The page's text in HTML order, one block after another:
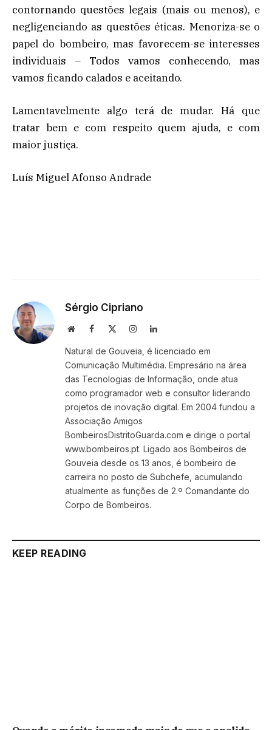
contornando questões legais (mais ou menos), e
negligenciando as questões éticas. Menoriza-se o
papel do bombeiro, mas favorecem-se interesses
individuais – Todos vamos conhecendo, mas
vamos ficando calados e aceitando.
Lamentavelmente algo terá de mudar. Há que
tratar bem e com respeito quem ajuda, e com
maior justiça.
Luís Miguel Afonso Andrade
Sérgio Cipriano
WebsiteFacebook InstagramLinkedIn
Natural de Gouveia, é licenciado em
Comunicação Multimédia. Empresário na área
das Tecnologias de Informação, onde atua
como programador web e consultor liderando
projetos de inovação digital. Em 2004 fundou a
Associação Amigos
BombeirosDistritoGuarda.com e dirige o portal
www.bombeiros.pt. Ligado aos Bombeiros de
Gouveia desde os 13 anos, é bombeiro de
carreira no posto de Subchefe, acumulando
atualmente as funções de 2.º Comandante do
Corpo de Bombeiros.
KEEP READING